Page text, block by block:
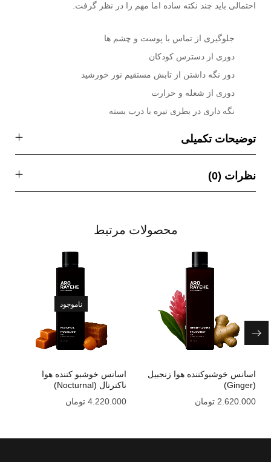
احتمالی باید چند نکته ساده اما مهم را در نظر گرفت.
جلوگیری از تماس با پوست و چشم ها
دوری از دسترس کودکان
دور نگه داشتن از تابش مستقیم نور خورشید
دوری از شعله و حرارت
نگه داری در بطری تیره با درب بسته
توضیحات تکمیلی
نظرات (0)
محصولات مرتبط
اسانس خوشبوکننده هوا زنجبیل
(Ginger)
2.620.000 تومان
ناموجود
اسانس خوشبو کننده هوا
ناکترنال (Nocturnal)
4.220.000 تومان